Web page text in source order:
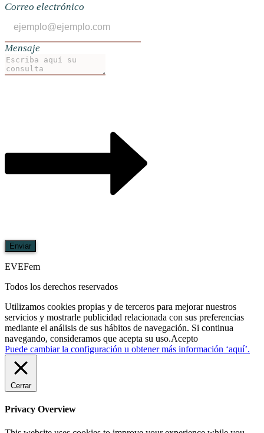
Correo electrónico
Mensaje
Enviar
EVEFem
Todos los derechos reservados
Utilizamos cookies propias y de terceros para mejorar nuestros
servicios y mostrarle publicidad relacionada con sus preferencias
mediante el análisis de sus hábitos de navegación. Si continua
navegando, consideramos que acepta su uso.Acepto
Puede cambiar la configuración u obtener más información ‘aquí’.
Cerrar
Privacy Overview